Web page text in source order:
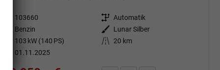
103660 Getriebe Automatik
Benzin Außenfarbe
Lunar Silber
103 kW (140 PS) Kilometerstand 20 km
01.11.2025